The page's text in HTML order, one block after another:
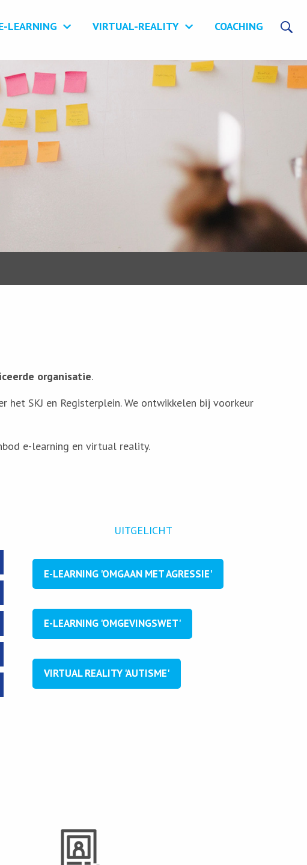
LEARNING VIRTUAL-REALITY COACHING
organisatie.
SKJ en Registerplein. We ontwikkelen bij voorkeur
e-learning en virtual reality.
UITGELICHT
E-LEARNING 'OMGAAN MET AGRESSIE'
E-LEARNING 'OMGEVINGSWET'
VIRTUAL REALITY 'AUTISME'